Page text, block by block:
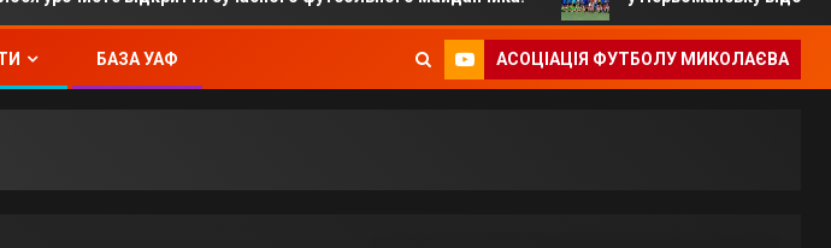
БАЗА УАФ АСОЦІАЦІЯ ФУТБОЛУ МИКОЛАЄВА